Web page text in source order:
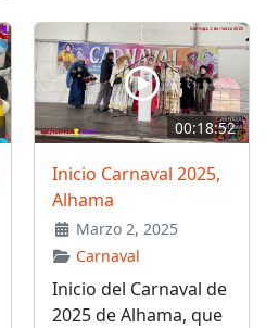
00:18:52
Inicio Carnaval 2025,
Alhama
Marzo 2, 2025
Carnaval
Inicio del Carnaval de
2025 de Alhama, que